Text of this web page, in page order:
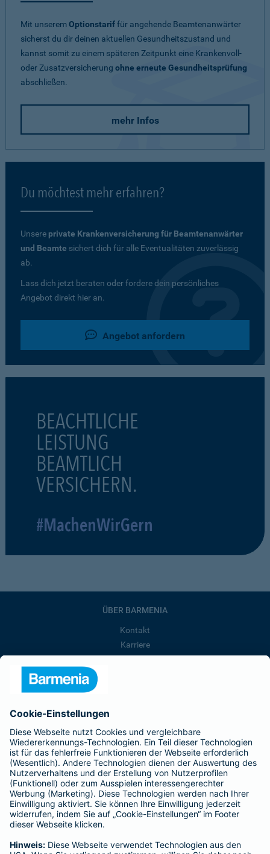
Mit unseremOptionstariffür angehende Beamtenanwärter
sicherst du dir deinen aktuellen Gesundheitszustand und
kannst somit zu einem späteren Zeitpunkt eine Krankenvoll-
oder Zusatzversicherung ohne erneute Gesundheitsprüfung
abschließen.
mehr Infos
Du möchtest mehr erfahren?
Unsere private Krankenversicherung für Beamtenanwärter
und Beamte sichert dich für alle Eventualitäten zuverlässig
ab.
Lass dich jetzt beraten oder fordere dein persönliches
Angebot direkt hier an.
Angebot anfordern
BEACHTLICHE
LEISTUNG
BEAMTLICH
VERSICHERN.
#MachenWirGern
ÜBER BARMENIA
Kontakt
Karriere
Barmenia ist Teil der BarmeniaGothaer
BELIEBTE SEITEN
Kranken-Zusatzversicherung
Tierversicherungen
Haftpflichtversicherung
Hausratversicherung